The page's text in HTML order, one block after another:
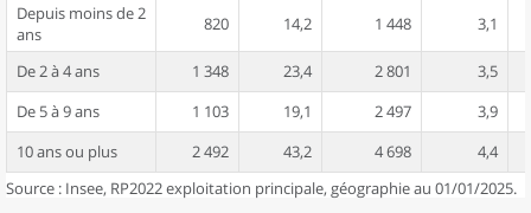
Depuis moins de 2
ans
820 14,2 1 448 3,1
De 2 à 4 ans 1 348 23,4 2 801
3,5
De 5 à 9 ans
1 103 19,1 2 497
3,9
10 ans ou plus
2 492 43,2 4 698
4,4
Source : Insee, RP2022 exploitation principale, géographie au 01/01/2025.